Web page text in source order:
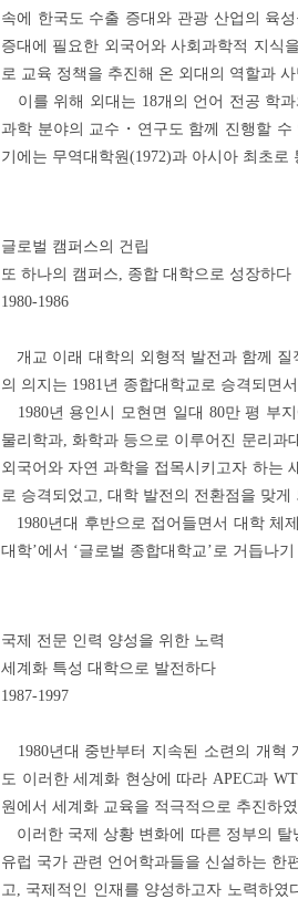
속에 한국도 수출 증대와 관광 산업의 육
증대에 필요한 외국어와 사회과학적 지식
로 교육 정책을 추진해 온 외대의 역할과
이를 위해 외대는 18개의 언어 전공 학과
과학 분야의 교수・연구도 함께 진행할 수
기에는 무역대학원(1972)과 아시아 최초
글로벌 캠퍼스의 건립
또 하나의 캠퍼스, 종합 대학으로 성장하다
1980-1986
개교 이래 대학의 외형적 발전과 함께 질
의 의지는 1981년 종합대학교로 승격되면
1980년 용인시 모현면 일대 80만 평 부
물리학과, 화학과 등으로 이루어진 문리과
외국어와 자연 과학을 접목시키고자 하는
로 승격되었고, 대학 발전의 전환점을 맞게
1980년대 후반으로 접어들면서 대학 체
대학’에서 ‘글로벌 종합대학교’로 거듭나
국제 전문 인력 양성을 위한 노력
세계화 특성 대학으로 발전하다
1987-1997
1980년대 중반부터 지속된 소련의 개혁
도 이러한 세계화 현상에 따라 APEC과
원에서 세계화 교육을 적극적으로 추진하
이러한 국제 상황 변화에 따른 정부의 탈
유럽 국가 관련 언어학과들을 신설하는 한
고, 국제적인 인재를 양성하고자 노력하